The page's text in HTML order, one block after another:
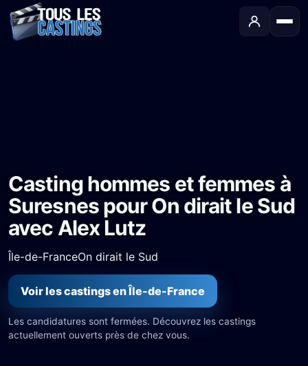
Casting hommes et femmes à
Suresnes pour On dirait le Sud
avec Alex Lutz
Île-de-FranceOn dirait le Sud
Voir les castings en Île-de-France
Les candidatures sont fermées. Découvrez les castings
actuellement ouverts près de chez vous.